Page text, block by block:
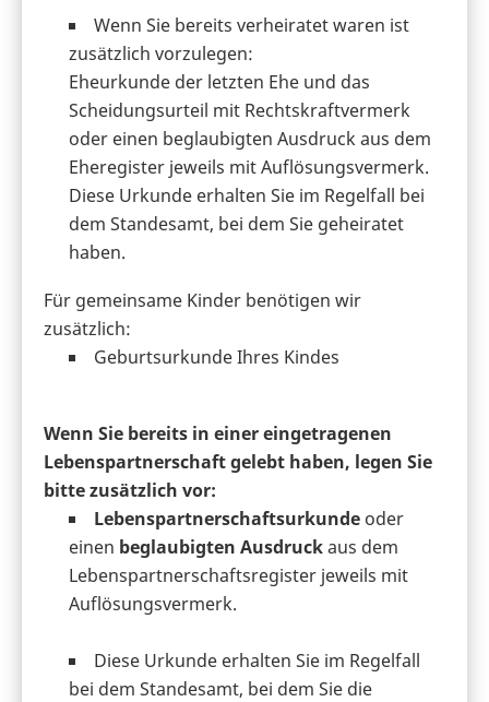
Wenn Sie bereits verheiratet waren ist
zusätzlich vorzulegen:
Eheurkunde der letzten Ehe und das
Scheidungsurteil mit Rechtskraftvermerk
oder einen beglaubigten Ausdruck aus dem
Eheregister jeweils mit Auflösungsvermerk.
Diese Urkunde erhalten Sie im Regelfall bei
dem Standesamt, bei dem Sie geheiratet
haben.
Für gemeinsame Kinder benötigen wir
zusätzlich:
Geburtsurkunde Ihres Kindes
Wenn Sie bereits in einer eingetragenen
Lebenspartnerschaft gelebt haben, legen Sie
bitte zusätzlich vor:
Lebenspartnerschaftsurkundeoder
einen beglaubigten Ausdruckaus dem
Lebenspartnerschaftsregister jeweils mit
Auflösungsvermerk.
Diese Urkunde erhalten Sie im Regelfall
bei dem Standesamt, bei dem Sie die